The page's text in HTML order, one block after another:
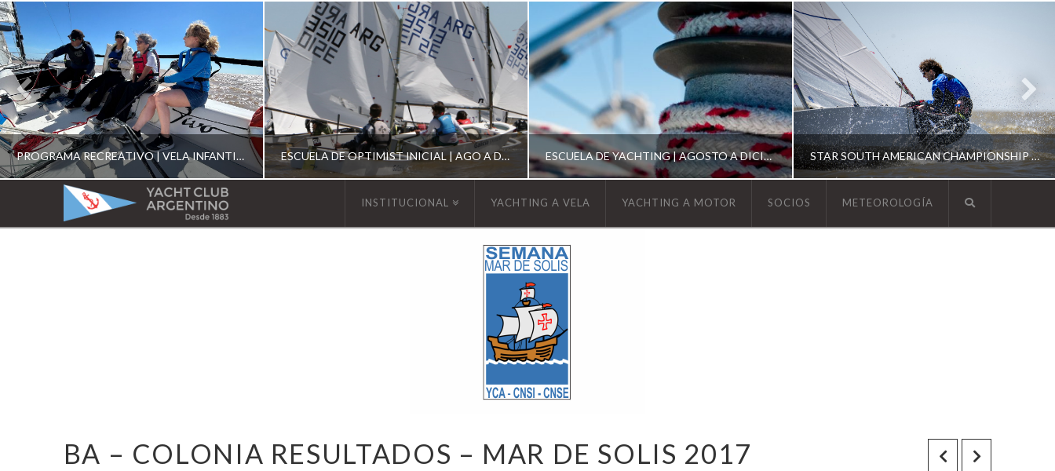
PROGRAMA RECREATIVO | VELA INFANTIL, JUVENIL Y DE CRUCERO 2026 ESCUELA DE OPTIMIST INICIAL | AGO A DIC 2026 ESCUELA DE YACHTING | AGOSTO A DICIEMBRE 2026 STAR SOUTH AMERICAN CHAMPIONSHIP 2026
YACHT
INSTITUCIONAL YACHTING A VELA YACHTING A MOTOR SOCIOS METEOROLOGÍA
BA – COLONIA RESULTADOS – MAR DE SOLIS 2017